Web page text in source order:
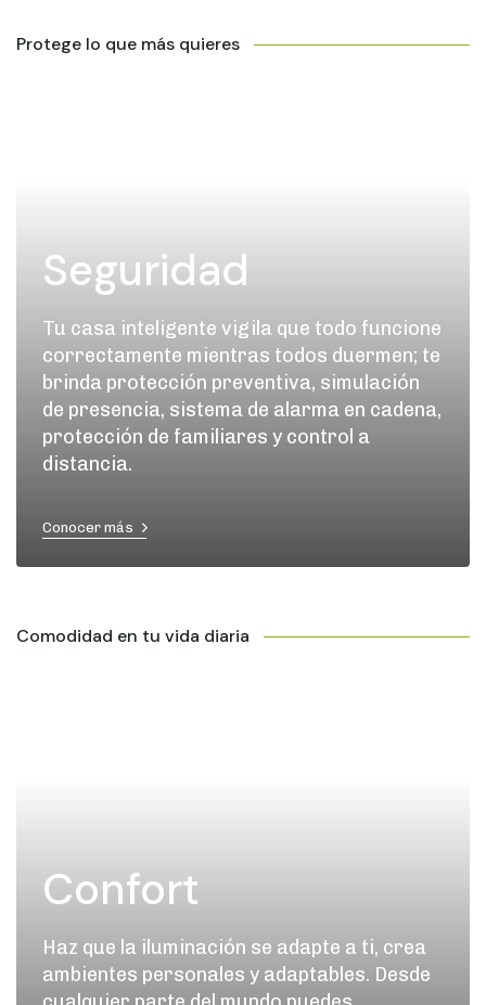
Protege lo que más quieres
Seguridad
Tu casa inteligente vigila que todo funcione
correctamente mientras todos duermen; te
brinda protección preventiva, simulación
de presencia, sistema de alarma en cadena,
protección de familiares y control a
distancia.
Conocer más
Comodidad en tu vida diaria
Confort
Haz que la iluminación se adapte a ti, crea
ambientes personales y adaptables. Desde